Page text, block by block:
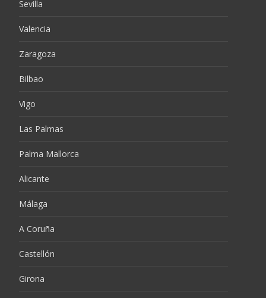
Sevilla
Valencia
Zaragoza
Bilbao
Vigo
Las Palmas
Palma Mallorca
Alicante
Málaga
A Coruña
Castellón
Girona